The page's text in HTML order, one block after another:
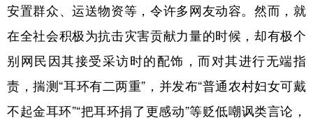
学术中国 乡村振兴 银龄 溯源中国
彩票 娱乐 时尚 悦读
公益 一带一路 亚太网 上市公司
安置群众、运送物资等，令许多网友动容。然而，就
在全社会积极为抗击灾害贡献力量的时候，却有极个
别网民因其接受采访时的配饰，而对其进行无端指
责，揣测“耳环有二两重”，并发布“普通农村妇女可戴
不起金耳环”“把耳环捐了更感动”等贬低嘲讽类言论，